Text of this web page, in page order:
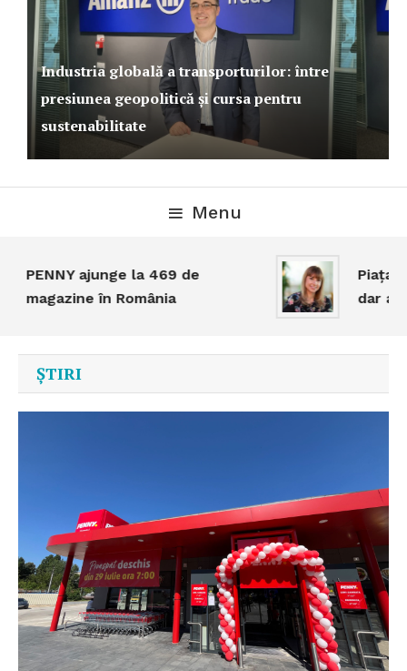
Industria globală a transporturilor: între
presiunea geopolitică și cursa pentru
sustenabilitate
Menu
PENNY ajunge la 469 de
magazine în România
Piața
dar
ȘTIRI